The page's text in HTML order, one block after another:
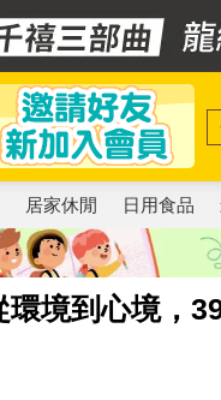
居家休閒 日用食品
境到心境，